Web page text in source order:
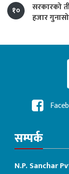
१०
सरकारको
हजार
सम्पर्क
N.P. Sanchar